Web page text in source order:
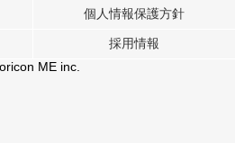
各パートナーに提供しています。
ーが各パートナーに提供した他の情報や、
を使用したときに収集した他の情報を組み
個人情報保護方針
採用情報
ME inc.